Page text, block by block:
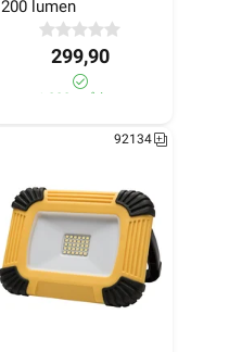
153 på lager
200 lumen
299,90
>1 000+ på lager
92134